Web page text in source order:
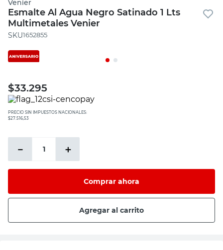
Venier
Esmalte Al Agua Negro Satinado 1 Lts
Multimetales Venier
:1652855
$33.295
PRECIO SIN IMPUESTOS NACIONALES:
$27.516,53
＋
－
Comprar ahora
Agregar al carrito
puertas
placard